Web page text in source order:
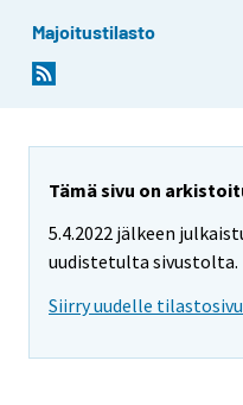
Majoitustilasto
Tämä sivu on
5.4.2022 jälkeen
uudistetulta sivustolta.
Siirry uudelle